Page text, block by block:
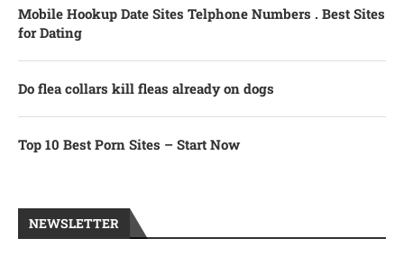
Mobile Hookup Date Sites Telphone Numbers . Best Sites
for Dating
Do flea collars kill fleas already on dogs
Top 10 Best Porn Sites – Start Now
NEWSLETTER